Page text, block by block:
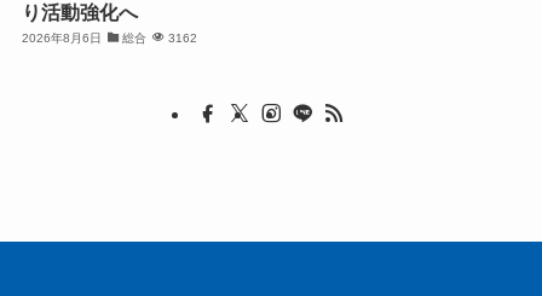
り活動強化へ
2026年8月6日 総合 3162